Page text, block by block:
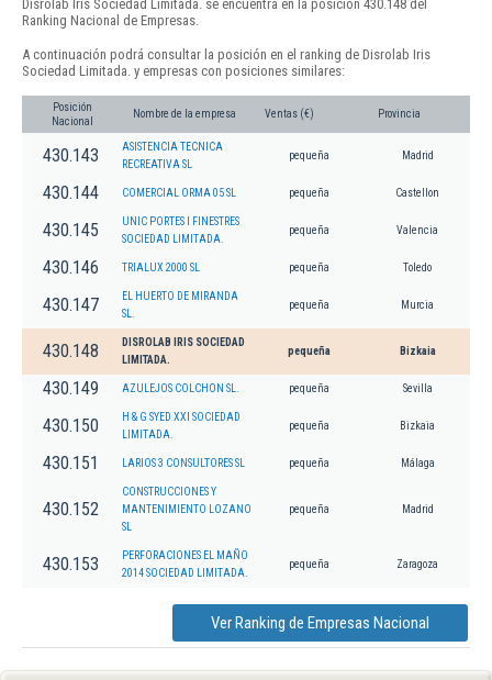
Disrolab Iris Sociedad Limitada. se encuentra en la posición 430.148 del
Ranking Nacional de Empresas.
A continuación podrá consultar la posición en el ranking de Disrolab Iris
Sociedad Limitada. y empresas con posiciones similares:
Posición
Nacional
Nombre de la empresa Ventas (€) Provincia
430.143
ASISTENCIA TECNICA
RECREATIVA SL
pequeña Madrid
430.144 COMERCIAL ORMA 05 SL pequeña Castellon
430.145
UNIC PORTES I FINESTRES
SOCIEDAD LIMITADA.
pequeña Valencia
430.146 TRIALUX 2000 SL pequeña Toledo
430.147
EL HUERTO DE MIRANDA
SL.
pequeña Murcia
430.148
DISROLAB IRIS SOCIEDAD
LIMITADA.
pequeña Bizkaia
430.149 AZULEJOS COLCHON SL. pequeña Sevilla
430.150
H & G SYED XXI SOCIEDAD
LIMITADA.
pequeña Bizkaia
430.151 LARIOS 3 CONSULTORES SL pequeña Málaga
430.152
CONSTRUCCIONES Y
MANTENIMIENTO LOZANO
SL
pequeña Madrid
430.153
PERFORACIONES EL MAÑO
2014 SOCIEDAD LIMITADA.
pequeña Zaragoza
Ver Ranking de Empresas Nacional